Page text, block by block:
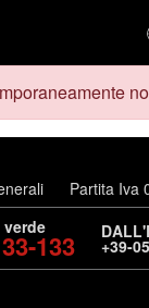
Partita Iva
verde
133 +39-